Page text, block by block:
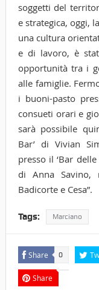
soggetti del
e strategica, oggi,
una cultura
e di lavoro, è
opportunità tra i
alle famiglie.
i buoni-pasto
consueti orari e
sarà possibile
Bar’ di Vivian
presso il ‘Bar delle
di Anna Savino,
Badicorte e Cesa”.
Tags: Marciano
Share 0
Share